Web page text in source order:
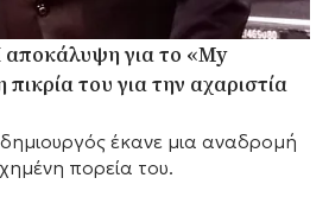
για το «My
του για την αχαριστία
έκανε μια αναδρομή
πορεία του.